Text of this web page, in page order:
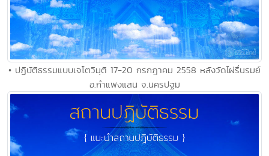
• ปฏิบัติธรรมแบบเจโตวิมุติ 17-20 กรกฎาคม 2558 หลังวัดไผ่รื่นรมย์
อ.กำแพงแสน จ.นครปฐม